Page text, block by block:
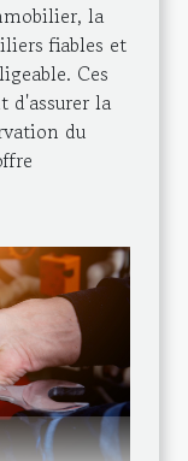
la
fiables et
Ces
d'assurer la
du